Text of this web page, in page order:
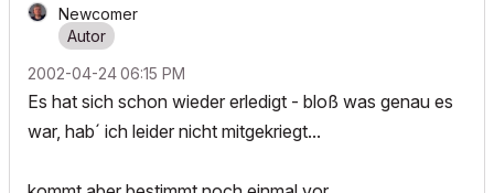
Newcomer
‎2002-04-2406:15 PM
Es hat sich schon wieder erledigt - bloß was genau es
war, hab´ ich leider nicht mitgekriegt...